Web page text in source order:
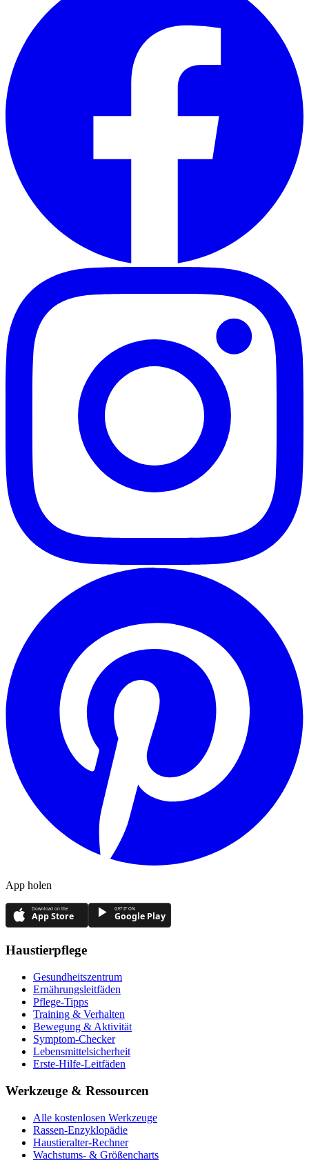
App holen
Download on the
App Store
GET IT ON
Google Play
Haustierpflege
Gesundheitszentrum
Ernährungsleitfäden
Pflege-Tipps
Training & Verhalten
Bewegung & Aktivität
Symptom-Checker
Lebensmittelsicherheit
Erste-Hilfe-Leitfäden
Werkzeuge & Ressourcen
Alle kostenlosen Werkzeuge
Rassen-Enzyklopädie
Haustieralter-Rechner
Wachstums- & Größencharts